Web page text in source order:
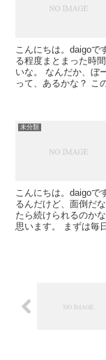
こんにちは。daigoで
る程度まとまった時
いな。 なんだか、ぼ
って、あるかな？ こ
未分類
こんにちは。daigoで
るんだけど、面倒だ
たら続けられるのか
思います。 まずは毎